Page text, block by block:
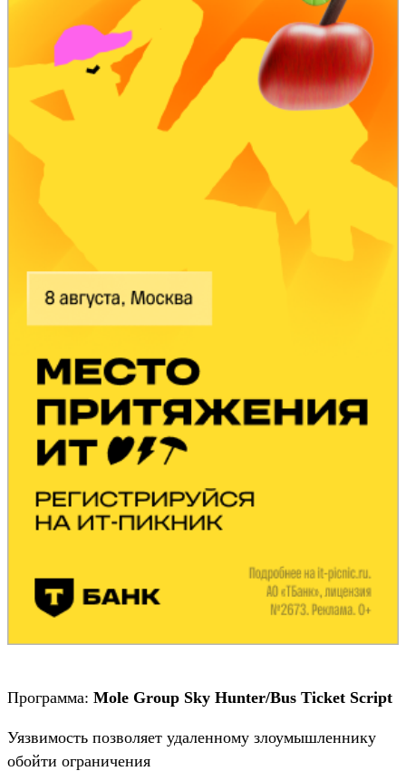
Программа: Mole Group Sky Hunter/Bus Ticket Script
Уязвимость позволяет удаленному злоумышленнику
обойти ограничения